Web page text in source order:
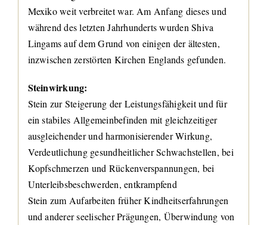
Mexiko weit verbreitet war. Am Anfang dieses und
während des letzten Jahrhunderts wurden Shiva
Lingams auf dem Grund von einigen der ältesten,
inzwischen zerstörten Kirchen Englands gefunden.
Steinwirkung:
Stein zur Steigerung der Leistungsfähigkeit und für
ein stabiles Allgemeinbefinden mit gleichzeitiger
ausgleichender und harmonisierender Wirkung,
Verdeutlichung gesundheitlicher Schwachstellen, bei
Kopfschmerzen und Rückenverspannungen, bei
Unterleibsbeschwerden, entkrampfend
Stein zum Aufarbeiten früher Kindheitserfahrungen
und anderer seelischer Prägungen, Überwindung von